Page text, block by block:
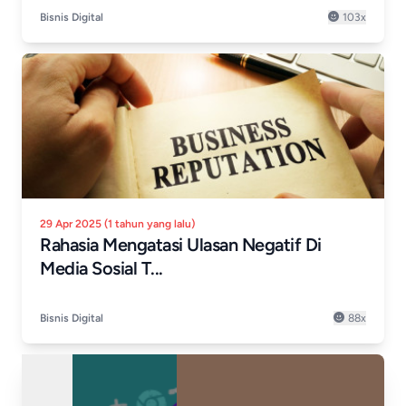
Bisnis Digital 103x
29 Apr 2025 (1 tahun yang lalu)
Rahasia Mengatasi Ulasan Negatif Di
Media Sosial T...
Bisnis Digital 88x